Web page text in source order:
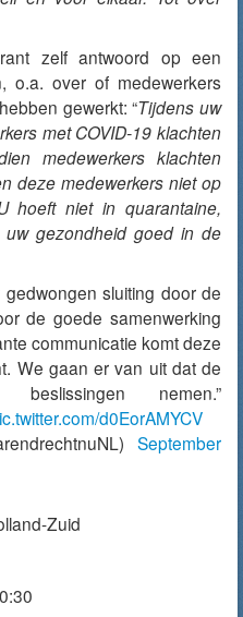
zelf antwoord op een
o.a. over of medewerkers
gewerkt: “Tijdens uw
met COVID-19 klachten
medewerkers klachten
deze medewerkers niet op
hoeft niet in quarantaine,
gezondheid goed in de
gedwongen sluiting door de
de goede samenwerking
communicatie komt deze
We gaan er van uit dat de
nemen.”
d0EorAMYCV
September
Zuid